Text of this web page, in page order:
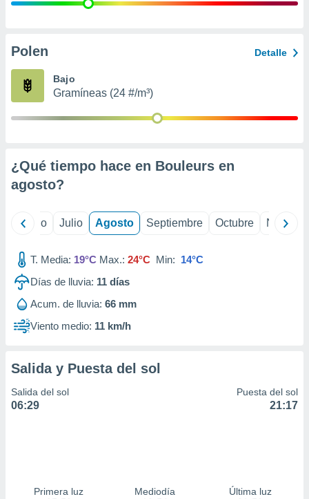
e
publicidad
Polen Detalle
Bajo
Gramíneas (24 #/m³)
¿Qué tiempo hace en Bouleurs en
agosto?
Junio Julio Agosto Septiembre Octubre
T. Media: 19°C Max.: 24°C Min: 14°C
Días de lluvia: 11 días
Acum. de lluvia: 66 mm
Viento medio: 11 km/h
Salida y Puesta del sol
Salida del sol
06:29
Puesta del sol
21:17
Primera luz
Mediodía
Última luz